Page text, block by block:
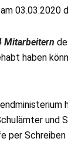
03.03.2020
Mitarbeitern
haben
und
per Schreiben